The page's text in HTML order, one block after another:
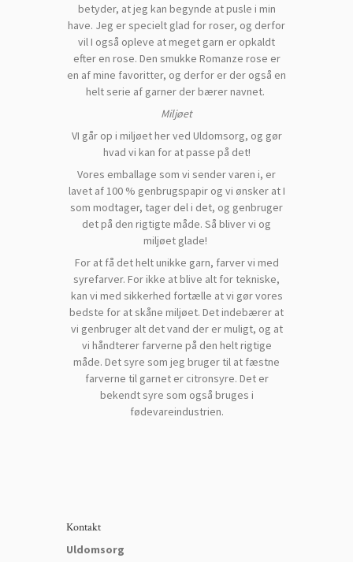
betyder, at jeg kan begynde at pusle i min
have. Jeg er specielt glad for roser, og derfor
vil I også opleve at meget garn er opkaldt
efter en rose. Den smukke Romanze rose er
en af mine favoritter, og derfor er der også en
helt serie af garner der bærer navnet.
Miljøet
VI går op i miljøet her ved Uldomsorg, og gør
hvad vi kan for at passe på det!
Vores emballage som vi sender varen i, er
lavet af 100 % genbrugspapir og vi ønsker at I
som modtager, tager del i det, og genbruger
det på den rigtigte måde. Så bliver vi og
miljøet glade!
For at få det helt unikke garn, farver vi med
syrefarver. For ikke at blive alt for tekniske,
kan vi med sikkerhed fortælle at vi gør vores
bedste for at skåne miljøet. Det indebærer at
vi genbruger alt det vand der er muligt, og at
vi håndterer farverne på den helt rigtige
måde. Det syre som jeg bruger til at fæstne
farverne til garnet er citronsyre. Det er
bekendt syre som også bruges i
fødevareindustrien.
Kontakt
Uldomsorg